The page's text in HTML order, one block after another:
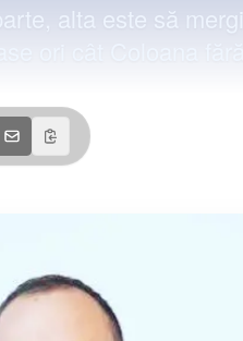
alta este să mergi